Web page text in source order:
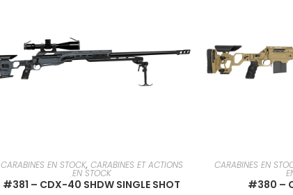
EN SAVOIR PLUS
CARABINES EN STOCK, CARABINES ET ACTIONS
EN STOCK
#381 – CDX-40 SHDW SINGLE SHOT
EN
CARABINES EN
#380 –